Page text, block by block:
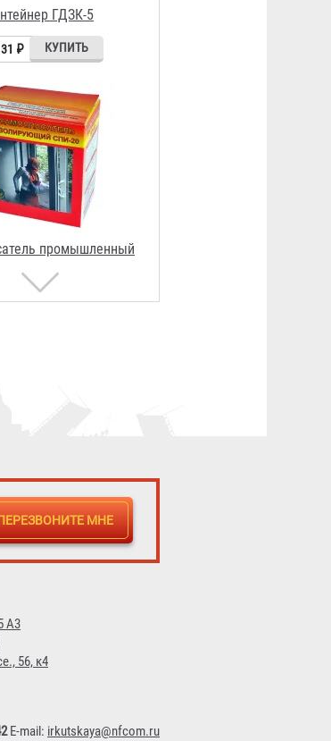
промышленный
СПИ-20
Шанс Е-5
₽
А3
56, к4
E-mail: irkutskaya@nfcom.ru